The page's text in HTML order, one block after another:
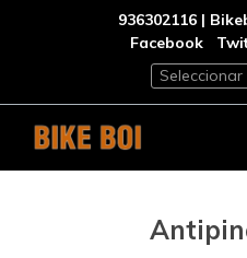
936302116 |
Facebook